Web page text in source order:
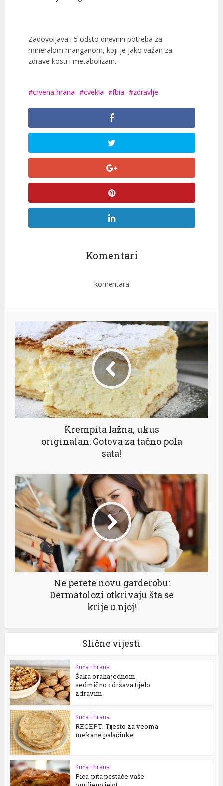
Zadovoljava i 5 odsto dnevnih potreba za
mineralom manganom, koji je jako važan za
zdrave kosti i metabolizam.
crvena hrana cvekla fbia zdravlje
Komentari
komentara
Krempita lažna, ukus
originalan: Gotova za tačno pola
sata!
Ne perete novu garderobu:
Dermatolozi otkrivaju šta se
krije u njoj!
Slične vijesti
Kuća i hrana
Šaka oraha jednom
sedmično održava tijelo
zdravim
Kuća i hrana
RECEPT: Tijesto za veoma
mekane palačinke
Kuća i hrana
Pica-pita postaće vaše